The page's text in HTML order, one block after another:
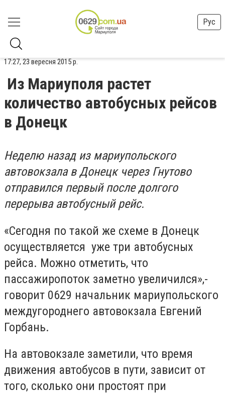
Рус
17:27, 23 вересня 2015 р.
Из Мариуполя растет
количество автобусных рейсов
в Донецк
Неделю назад из мариупольского
автовокзала в Донецк через Гнутово
отправился первый после долгого
перерыва автобусный рейс.
«Сегодня по такой же схеме в Донецк
осуществляется уже три автобусных
рейса. Можно отметить, что
пассажиропоток заметно увеличился»,-
говорит 0629 начальник мариупольского
междугороднего автовокзала Евгений
Горбань.
На автовокзале заметили, что время
движения автобусов в пути, зависит от
того, сколько они простоят при